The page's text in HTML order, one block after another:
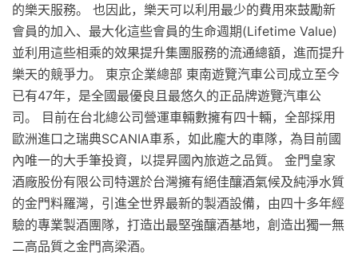
的樂天服務。 也因此，樂天可以利用最少的費用來鼓勵新
會員的加入、最大化這些會員的生命週期(Lifetime Value)
並利用這些相乘的效果提升集團服務的流通總額，進而提升
樂天的競爭力。 東京企業總部 東南遊覽汽車公司成立至今
已有47年，是全國最優良且最悠久的正品牌遊覽汽車公
司。 目前在台北總公司營運車輛數擁有四十輛，全部採用
歐洲進口之瑞典SCANIA車系，如此龐大的車隊，為目前國
內唯一的大手筆投資，以提昇國內旅遊之品質。 金門皇家
酒廠股份有限公司特選於台灣擁有絕佳釀酒氣候及純淨水質
的金門料羅灣，引進全世界最新的製酒設備，由四十多年經
驗的專業製酒團隊，打造出最堅強釀酒基地，創造出獨一無
二高品質之金門高梁酒。